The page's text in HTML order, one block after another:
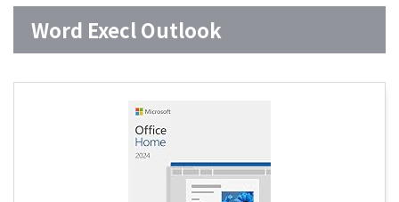
Word Execl Outlook